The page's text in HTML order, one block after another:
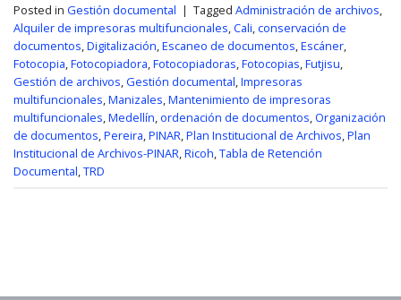
Posted in Gestión documental | Tagged Administración de archivos,
Alquiler de impresoras multifuncionales,Cali,conservación de
documentos,Digitalización,Escaneo de documentos,Escáner,
Fotocopia,Fotocopiadora,Fotocopiadoras,Fotocopias,Futjisu,
Gestión de archivos,Gestión documental,Impresoras
multifuncionales,Manizales,Mantenimiento de impresoras
multifuncionales,Medellín,ordenación de documentos,Organización
de documentos,Pereira,PINAR,Plan Institucional de Archivos,Plan
Institucional de Archivos-PINAR,Ricoh,Tabla de Retención
Documental,TRD